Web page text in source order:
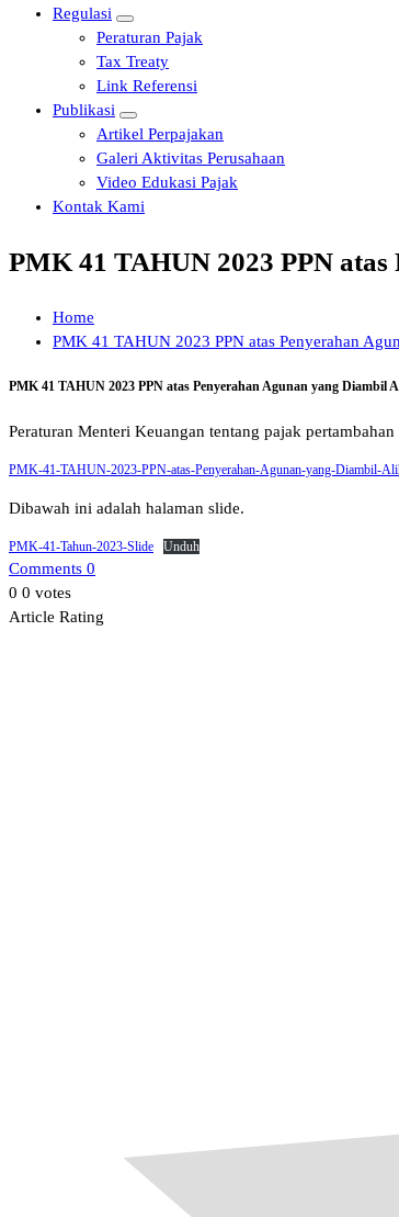
Regulasi
Peraturan Pajak
Tax Treaty
Link Referensi
Publikasi
Artikel Perpajakan
Galeri Aktivitas Perusahaan
Video Edukasi Pajak
Kontak Kami
PMK 41 TAHUN 2023 PPN
Home
PMK 41 TAHUN 2023 PPN atas Penyerahan
PMK 41 TAHUN 2023 PPN atas Penyerahan Agunan yang Diambil
Peraturan Menteri Keuangan tentang pajak
PMK-41-TAHUN-2023-PPN-atas-Penyerahan-Agunan-yang-Diambil-
Dibawah ini adalah halaman slide.
PMK-41-Tahun-2023-Slide Unduh
Comments 0
0 0 votes
Article Rating